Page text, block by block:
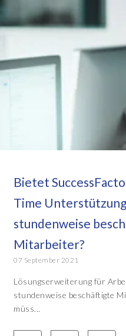
Bietet
Time
stundenweise
Mitarbeiter?
07 September 2021
Lösungserweiterung für
stundenweise beschäftigte
müss...